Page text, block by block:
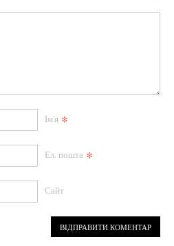
Ім'я *
Ел. пошта *
Сайт